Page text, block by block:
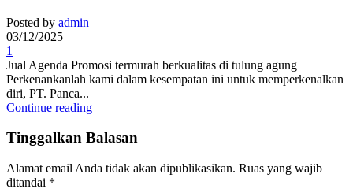
Posted by admin
03/12/2025
1
Jual Agenda Promosi termurah berkualitas di tulung agung
Perkenankanlah kami dalam kesempatan ini untuk memperkenalkan
diri, PT. Panca...
Continue reading
Tinggalkan Balasan
Alamat email Anda tidak akan dipublikasikan. Ruas yang wajib
ditandai *